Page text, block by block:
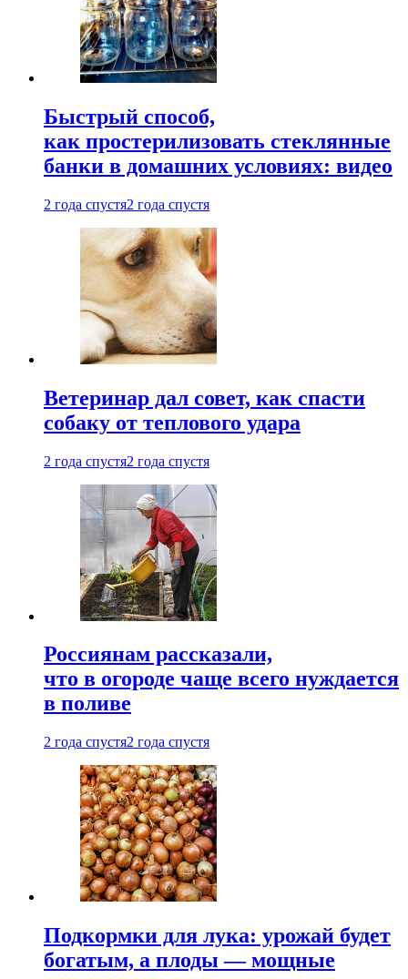
Быстрый способ,
как простерилизовать стеклянные
банки в домашних условиях: видео
2 года спустя2 года спустя
Ветеринар дал совет, как спасти
собаку от теплового удара
2 года спустя2 года спустя
Россиянам рассказали,
что в огороде чаще всего нуждается
в поливе
2 года спустя2 года спустя
Подкормки для лука: урожай будет
богатым, а плоды — мощные